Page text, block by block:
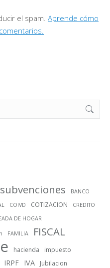
el spam. Aprende cómo
BANCO
COIVD COTIZACION CREDITO
DE HOGAR
FAMILIA FISCAL
hacienda
impuesto
IRPF IVA Jubilacion